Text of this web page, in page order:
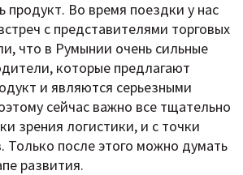
продукт. Во время поездки у нас
с представителями торговых
что в Румынии очень сильные
которые предлагают
и являются серьезными
сейчас важно все тщательно
зрения логистики, и с точки
Только после этого можно думать
развития.